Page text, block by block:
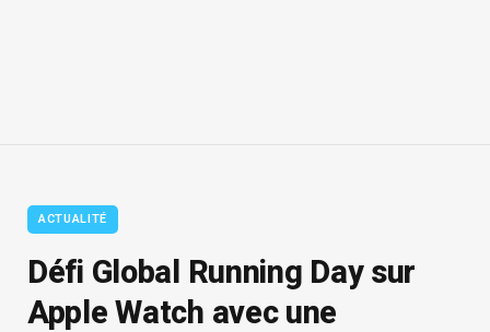
ACTUALITÉ
Défi Global Running Day sur
Apple Watch avec une